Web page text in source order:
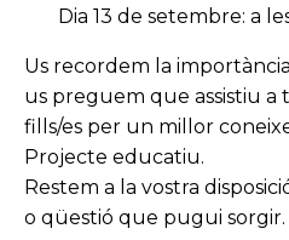
Dia 13 de setembre: a
Us recordem la
us preguem que assistiu a
fills/es per un millor
Projecte educatiu.
Restem a la vostra
o qüestió que pugui sorgir.